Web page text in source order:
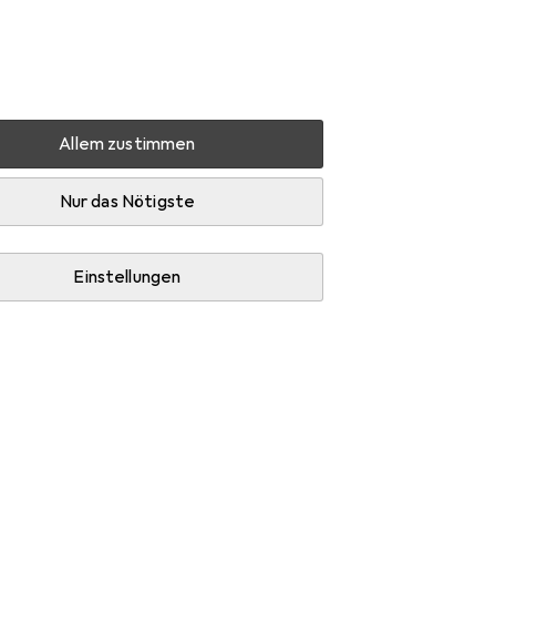
Allem zustimmen
Nur das Nötigste
Einstellungen
Haarfarbe Wella Koleston Perfect Me+